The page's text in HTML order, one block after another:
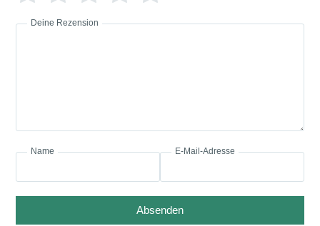
Deine Rezension
Name E-Mail-Adresse
Absenden